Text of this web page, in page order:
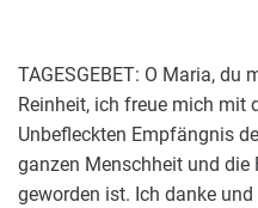
TAGESGEBET: O Maria, du
Reinheit, ich freue mich mit
Unbefleckten Empfängnis
ganzen Menschheit und die
geworden ist. Ich danke